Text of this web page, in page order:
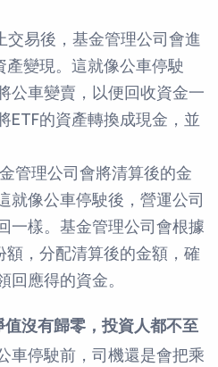
交易後，基金管理公司會進
產變現。這就像公車停駛
公車變賣，以便回收資金一
ETF的資產轉換成現金，並
管理公司會將清算後的金
就像公車停駛後，營運公司
一樣。基金管理公司會根據
額，分配清算後的金額，確
應得的資金。
沒有歸零，投資人都不至
車停駛前，司機還是會把乘